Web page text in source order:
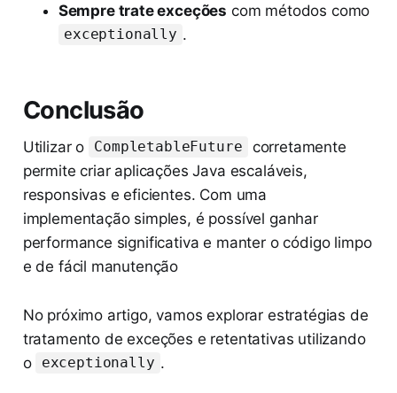
Sempre trate exceções com métodos como
exceptionally .
Conclusão
Utilizar o CompletableFuture
corretamente
permite criar aplicações Java escaláveis,
responsivas e eficientes. Com uma
implementação simples, é possível ganhar
performance significativa e manter o código limpo
e de fácil manutenção
No próximo artigo, vamos explorar estratégias de
tratamento de exceções e retentativas utilizando
o
exceptionally .